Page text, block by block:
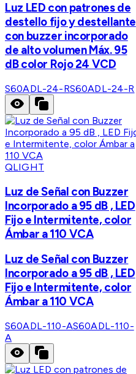
Luz LED con patrones de
destello fijo y destellante
con buzzer incorporado
de alto volumen Máx. 95
dB color Rojo 24 VCD
S60ADL-24-RS60ADL-24-R
QLIGHT
Luz de Señal con Buzzer
Incorporado a 95 dB , LED
Fijo e Intermitente, color
Ámbar a 110 VCA
Luz de Señal con Buzzer
Incorporado a 95 dB , LED
Fijo e Intermitente, color
Ámbar a 110 VCA
S60ADL-110-AS60ADL-110-
A